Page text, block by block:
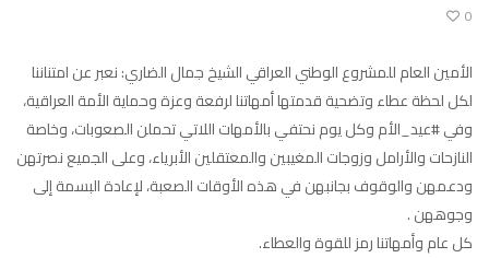
0
الأمين العام للمشروع الوطني العراقي الشيخ جمال الضاري: نعبر عن امتناننا
لكل لحظة عطاء وتضحية قدمتها أمهاتنا لرفعة وعزة وحماية الأمة العراقية،
وفي #عيد_الأم وكل يوم نحتفي بالأمهات اللاتي تحملن الصعوبات، وخاصة
النازحات والأرامل وزوجات المغيبين والمعتقلين الأبرياء، وعلى الجميع نصرتهن
ودعمهن والوقوف بجانبهن في هذه الأوقات الصعبة، لإعادة البسمة إلى
وجوههن .
كل عام وأمهاتنا رمز للقوة والعطاء.